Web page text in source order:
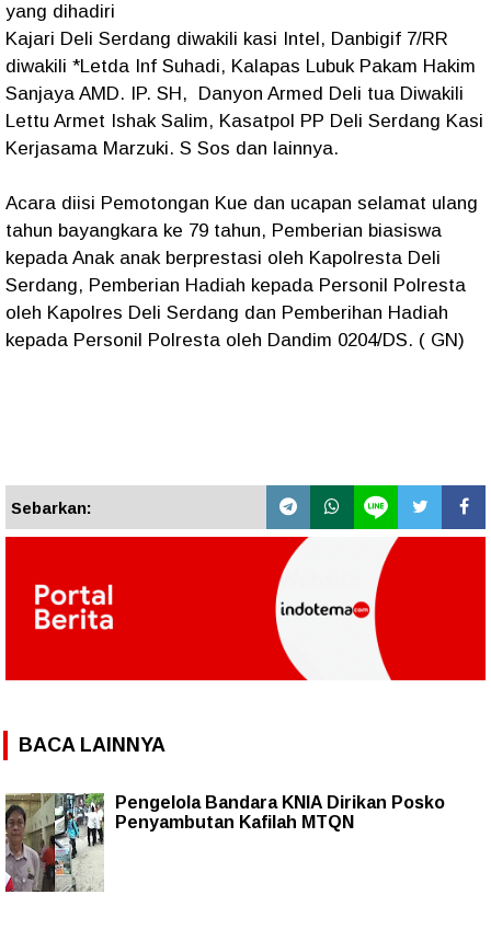
yang dihadiri
Kajari Deli Serdang diwakili kasi Intel, Danbigif 7/RR
diwakili *Letda Inf Suhadi, Kalapas Lubuk Pakam Hakim
Sanjaya AMD. IP. SH, Danyon Armed Deli tua Diwakili
Lettu Armet Ishak Salim, Kasatpol PP Deli Serdang Kasi
Kerjasama Marzuki. S Sos dan lainnya.
Acara diisi Pemotongan Kue dan ucapan selamat ulang
tahun bayangkara ke 79 tahun, Pemberian biasiswa
kepada Anak anak berprestasi oleh Kapolresta Deli
Serdang, Pemberian Hadiah kepada Personil Polresta
oleh Kapolres Deli Serdang dan Pemberihan Hadiah
kepada Personil Polresta oleh Dandim 0204/DS. ( GN)
Sebarkan:
BACA LAINNYA
Pengelola Bandara KNIA Dirikan Posko
Penyambutan Kafilah MTQN